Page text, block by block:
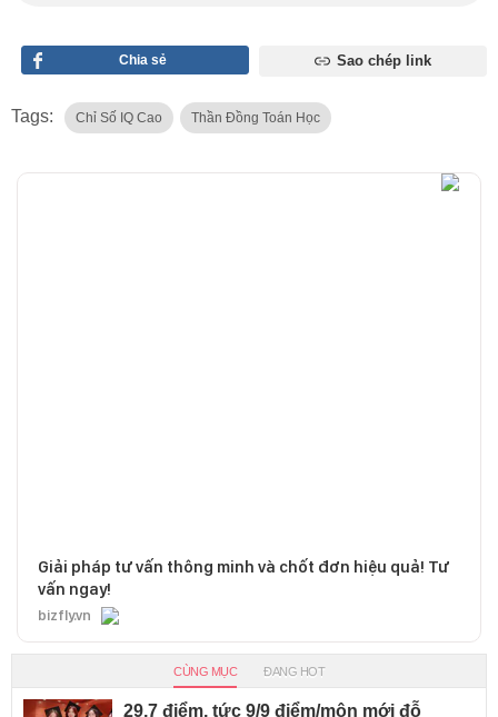
Chia sẻ Sao chép link
Tags: Chỉ Số IQ Cao Thần Đồng Toán Học
Giải pháp tư vấn thông minh và chốt đơn hiệu quả! Tư
vấn ngay!
bizfly.vn
CÙNG MỤC ĐANG HOT
29,7 điểm, tức 9/9 điểm/môn mới đỗ